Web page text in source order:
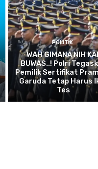
POLITIK
WAH GIMANA NIH
BUWAS..! Polri
Pemilik Sertifikat
Garuda Tetap Harus
Tes